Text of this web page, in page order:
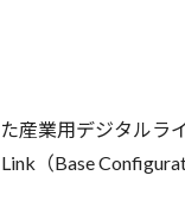
産業用デジタルラ
（Base